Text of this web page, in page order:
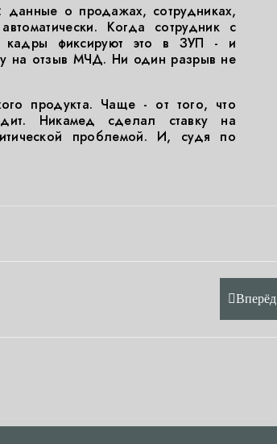
данные о продажах, сотрудниках,
Когда сотрудник с
кадры фиксируют это в ЗУП - и
на отзыв МЧД. Ни один разрыв не
продукта. Чаще - от того, что
Никамед сделал ставку на
проблемой. И, судя по
Вперёд